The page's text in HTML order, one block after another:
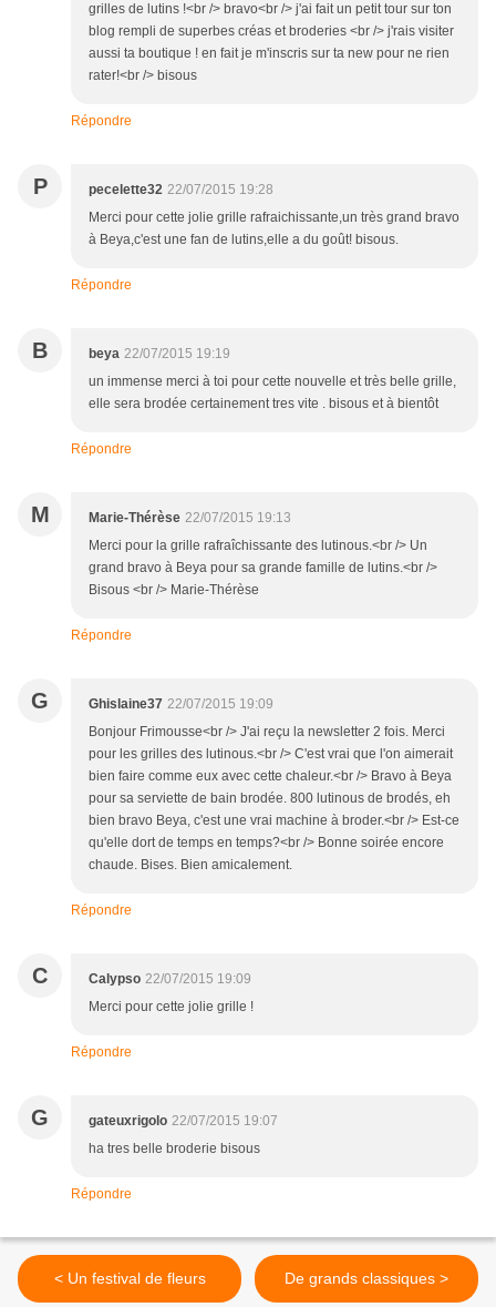
grilles de lutins !<br /> bravo<br /> j'ai fait un petit tour sur ton
blog rempli de superbes créas et broderies <br /> j'rais visiter
aussi ta boutique ! en fait je m'inscris sur ta new pour ne rien
rater!<br /> bisous
Répondre
P pecelette32 22/07/2015 19:28
Merci pour cette jolie grille rafraichissante,un très grand bravo
à Beya,c'est une fan de lutins,elle a du goût! bisous.
Répondre
B beya 22/07/2015 19:19
un immense merci à toi pour cette nouvelle et très belle grille,
elle sera brodée certainement tres vite . bisous et à bientôt
Répondre
M Marie-Thérèse 22/07/2015 19:13
Merci pour la grille rafraîchissante des lutinous.<br /> Un
grand bravo à Beya pour sa grande famille de lutins.<br />
Bisous <br /> Marie-Thérèse
Répondre
G Ghislaine37 22/07/2015 19:09
Bonjour Frimousse<br /> J'ai reçu la newsletter 2 fois. Merci
pour les grilles des lutinous.<br /> C'est vrai que l'on aimerait
bien faire comme eux avec cette chaleur.<br /> Bravo à Beya
pour sa serviette de bain brodée. 800 lutinous de brodés, eh
bien bravo Beya, c'est une vrai machine à broder.<br /> Est-ce
qu'elle dort de temps en temps?<br /> Bonne soirée encore
chaude. Bises. Bien amicalement.
Répondre
C Calypso 22/07/2015 19:09
Merci pour cette jolie grille !
Répondre
G gateuxrigolo 22/07/2015 19:07
ha tres belle broderie bisous
Répondre
< Un festival de fleurs De grands classiques >